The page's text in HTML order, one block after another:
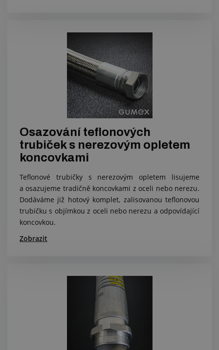
Osazování teflonových
trubiček s nerezovým opletem
koncovkami
Teflonové trubičky s nerezovým opletem lisujeme
a osazujeme tradičně koncovkami z oceli nebo nerezu.
Dodáváme již hotový komplet, zalisovanou teflonovou
trubičku s objímkou z oceli nebo nerezu a odpovídající
koncovkou.
Zobrazit